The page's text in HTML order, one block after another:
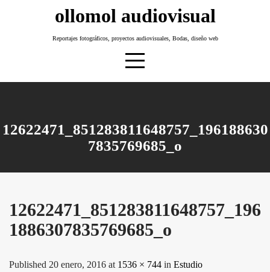
ollomol audiovisual
Reportajes fotográficos, proyectos audiovisuales, Bodas, diseño web
12622471_851283811648757_196188630
7835769685_o
12622471_851283811648757_196
1886307835769685_o
Published 20 enero, 2016 at 1536 × 744 in Estudio